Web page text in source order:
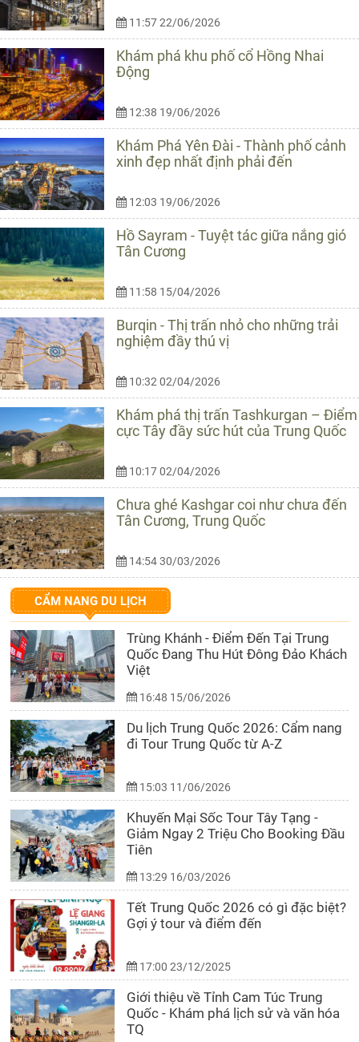
11:57 22/06/2026
Khám phá khu phố cổ Hồng Nhai
Động
12:38 19/06/2026
Khám Phá Yên Đài - Thành phố cảnh
xinh đẹp nhất định phải đến
12:03 19/06/2026
Hồ Sayram - Tuyệt tác giữa nắng gió
Tân Cương
11:58 15/04/2026
Burqin - Thị trấn nhỏ cho những trải
nghiệm đầy thú vị
10:32 02/04/2026
Khám phá thị trấn Tashkurgan – Điểm
cực Tây đầy sức hút của Trung Quốc
10:17 02/04/2026
Chưa ghé Kashgar coi như chưa đến
Tân Cương, Trung Quốc
14:54 30/03/2026
CẨM NANG DU LỊCH
Trùng Khánh - Điểm Đến Tại Trung
Quốc Đang Thu Hút Đông Đảo Khách
Việt
16:48 15/06/2026
Du lịch Trung Quốc 2026: Cẩm nang
đi Tour Trung Quốc từ A-Z
15:03 11/06/2026
Khuyến Mại Sốc Tour Tây Tạng -
Giảm Ngay 2 Triệu Cho Booking Đầu
Tiên
13:29 16/03/2026
Tết Trung Quốc 2026 có gì đặc biệt?
Gợi ý tour và điểm đến
17:00 23/12/2025
Giới thiệu về Tỉnh Cam Túc Trung
Quốc - Khám phá lịch sử và văn hóa
TQ